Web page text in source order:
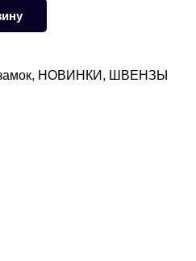
, НОВИНКИ , ШВЕНЗЫ